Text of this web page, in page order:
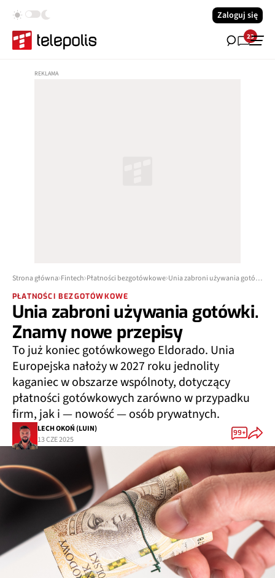
Zaloguj się
23
Strona główna Fintech Płatności bezgotówkowe Unia zabroni używania gotówki. Znamy nowe przepisy
PŁATNOŚCI BEZGOTÓWKOWE
Unia zabroni używania gotówki.
Znamy nowe przepisy
To już koniec gotówkowego Eldorado. Unia
Europejska nałoży w 2027 roku jednolity
kaganiec w obszarze wspólnoty, dotyczący
płatności gotówkowych zarówno w przypadku
firm, jak i — nowość — osób prywatnych.
LECH OKOŃ (LUIN)
13 CZE 2025
99+